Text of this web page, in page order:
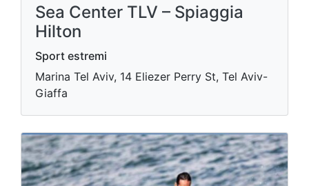
Sea Center TLV – Spiaggia
Hilton
Sport estremi
Marina Tel Aviv, 14 Eliezer Perry St, Tel Aviv-
Giaffa